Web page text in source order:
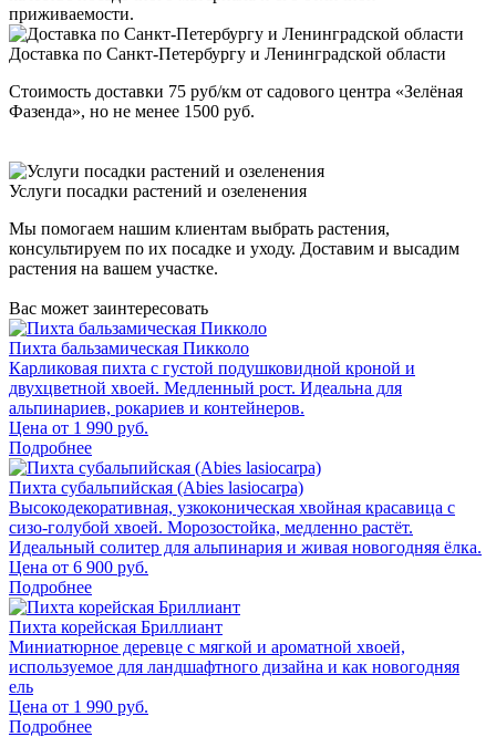
приживаемости.
Доставка по Санкт-Петербургу и Ленинградской области
Стоимость доставки 75 руб/км от садового центра «Зелёная
Фазенда», но не менее 1500 руб.
Услуги посадки растений и озеленения
Мы помогаем нашим клиентам выбрать растения,
консультируем по их посадке и уходу. Доставим и высадим
растения на вашем участке.
Вас может заинтересовать
Пихта бальзамическая Пикколо
Карликовая пихта с густой подушковидной кроной и
двухцветной хвоей. Медленный рост. Идеальна для
альпинариев, рокариев и контейнеров.
Цена от 1 990 руб.
Подробнее
Пихта субальпийская (Abies lasiocarpa)
Высокодекоративная, узкоконическая хвойная красавица с
сизо-голубой хвоей. Морозостойка, медленно растёт.
Идеальный солитер для альпинария и живая новогодняя ёлка.
Цена от 6 900 руб.
Подробнее
Пихта корейская Бриллиант
Миниатюрное деревце с мягкой и ароматной хвоей,
используемое для ландшафтного дизайна и как новогодняя
ель
Цена от 1 990 руб.
Подробнее